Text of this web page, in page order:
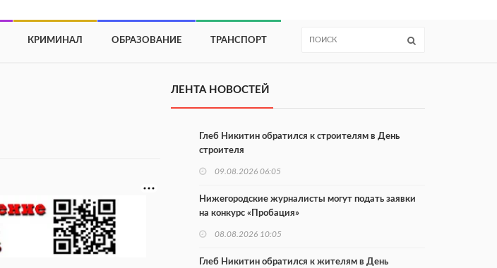
КРИМИНАЛ ОБРАЗОВАНИЕ ТРАНСПОРТ
ЛЕНТА НОВОСТЕЙ
Глеб Никитин обратился к строителям в День
строителя
09.08.2026 06:05
Нижегородские журналисты могут подать заявки
на конкурс «Пробация»
08.08.2026 10:05
Глеб Никитин обратился к жителям в День